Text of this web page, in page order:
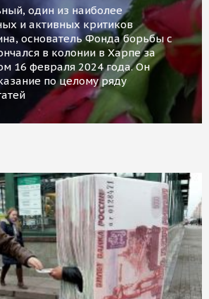
один из наиболее
и активных критиков
основатель Фонда борьбы с
в колонии в Харпе за
16 февраля 2024 года. Он
по целому ряду